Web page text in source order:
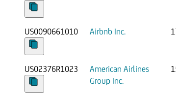
US0090661010 Airbnb Inc.
US02376R1023
American Airlines
Group Inc.